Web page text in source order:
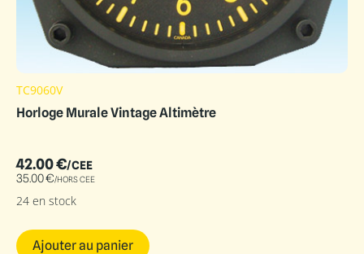
TC9060V
Horloge Murale Vintage Altimètre
42.00€/CEE
35.00€/HORS CEE
24 en stock
Ajouter au panier